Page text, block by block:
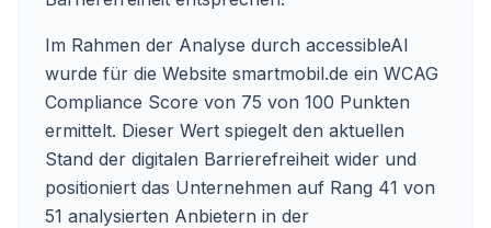
Im Rahmen der Analyse durch accessibleAI
wurde für die Website smartmobil.de ein WCAG
Compliance Score von 75 von 100 Punkten
ermittelt. Dieser Wert spiegelt den aktuellen
Stand der digitalen Barrierefreiheit wider und
positioniert das Unternehmen auf Rang 41 von
51 analysierten Anbietern in der